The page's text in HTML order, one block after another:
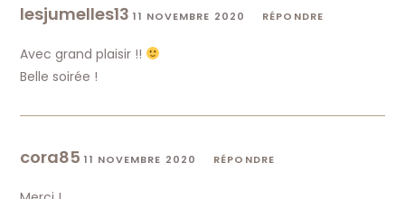
lesjumelles13 11 NOVEMBRE 2020 RÉPONDRE
Avec grand plaisir !!
Belle soirée !
cora85 11 NOVEMBRE 2020 RÉPONDRE